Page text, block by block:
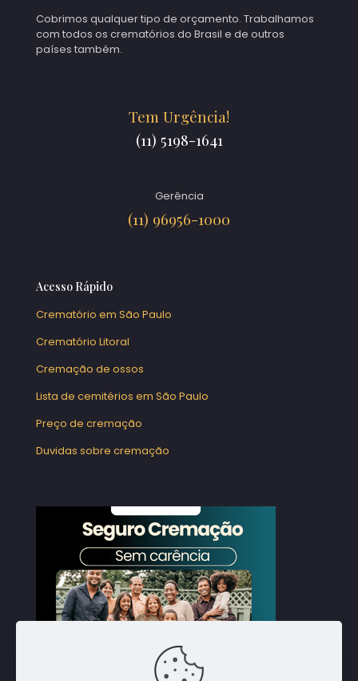
Cobrimos qualquer tipo de orçamento. Trabalhamos
com todos os crematórios do Brasil e de outros
países também.
Tem Urgência!
(11) 5198-1641
Gerência
(11) 96956-1000
Acesso Rápido
Crematório em São Paulo
Crematório Litoral
Cremação de ossos
Lista de cemitérios em São Paulo
Preço de cremação
Duvidas sobre cremação